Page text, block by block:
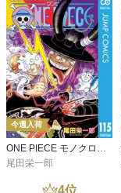
今週入荷
ONE PIECE モノクロ版 115
尾田栄一郎
4位